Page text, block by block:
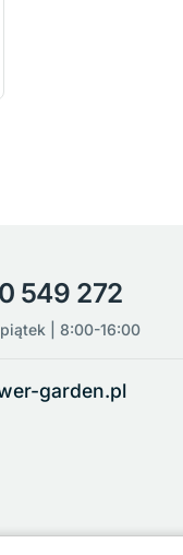
549 272
| 8:00-16:00
garden.pl